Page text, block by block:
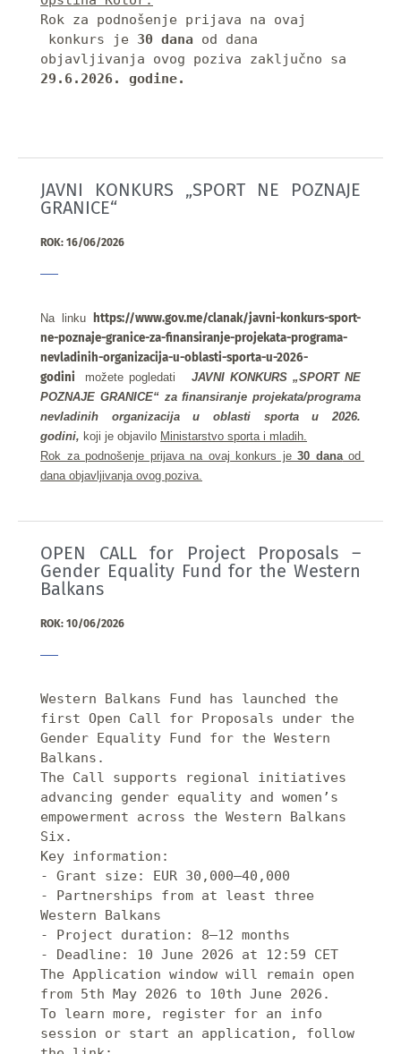
Rok za podnošenje prijava na ovaj
konkurs je 30 dana od dana
objavljivanja ovog poziva zaključno sa
29.6.2026. godine.
JAVNI KONKURS „SPORT NE POZNAJE
GRANICE“
ROK: 16/06/2026
Na linku
https://www.gov.me/clanak/javni-konkurs-sport-
ne-poznaje-granice-za-finansiranje-projekata-programa-
nevladinih-organizacija-u-oblasti-sporta-u-2026-
godini
možete pogledati JAVNI KONKURS „SPORT NE
POZNAJE GRANICE“ za finansiranje projekata/programa
nevladinih organizacija u oblasti sporta u 2026.
godini, koji je objavilo Ministarstvo sporta i mladih.
Rok za podnošenje prijava na ovaj konkurs je 30 dana od
dana objavljivanja ovog poziva.
OPEN CALL for Project Proposals –
Gender Equality Fund for the Western
Balkans
ROK: 10/06/2026
Western Balkans Fund has launched the
first Open Call for Proposals under the
Gender Equality Fund for the Western
Balkans.
The Call supports regional initiatives
advancing gender equality and women’s
empowerment across the Western Balkans
Six.
Key information:
- Grant size: EUR 30,000–40,000
- Partnerships from at least three
Western Balkans
- Project duration: 8–12 months
- Deadline: 10 June 2026 at 12:59 CET
The Application window will remain open
from 5th May 2026 to 10th June 2026.
To learn more, register for an info
session or start an application, follow